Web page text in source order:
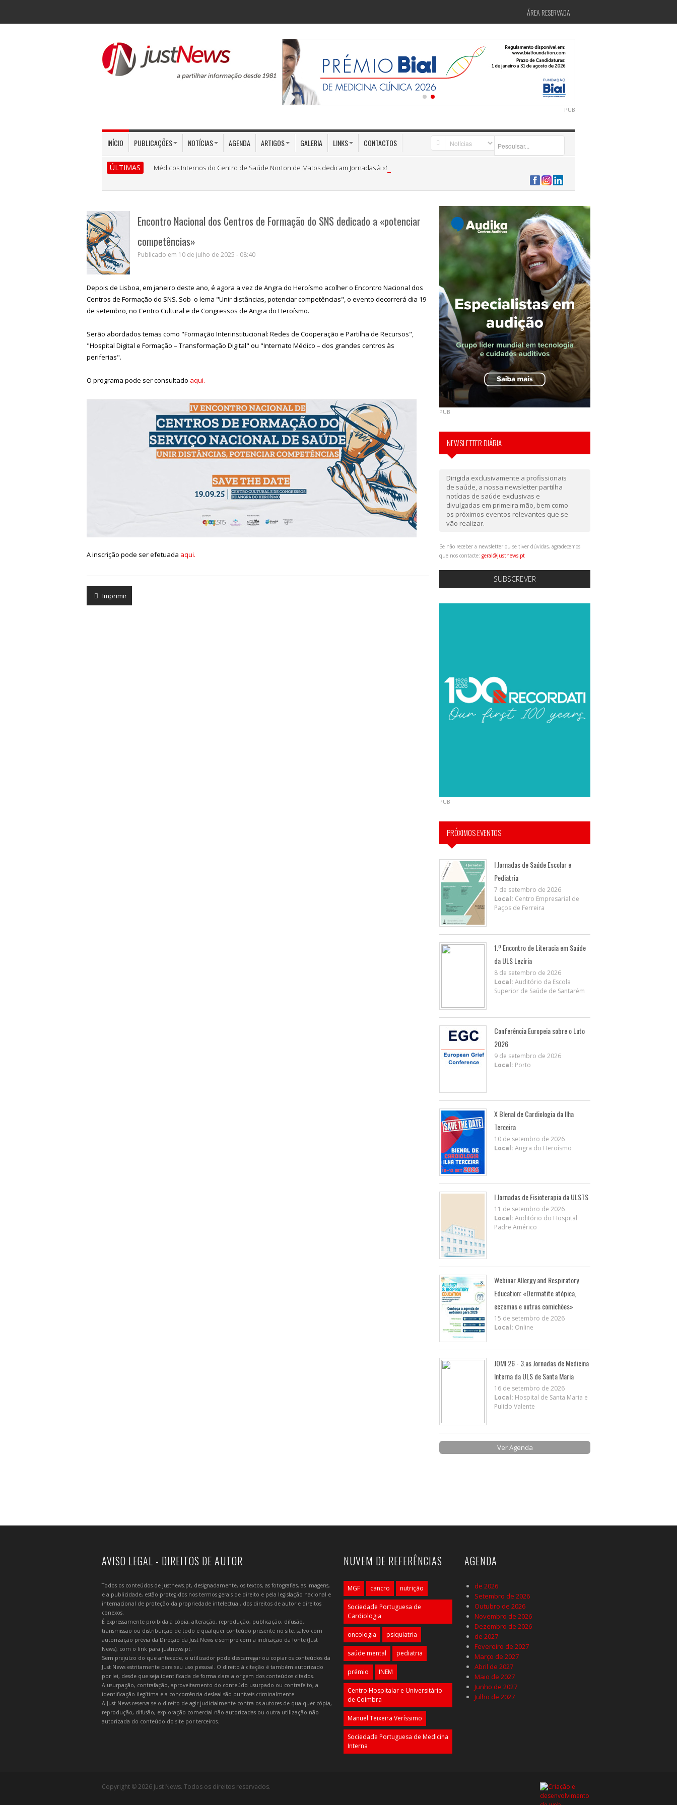
ÁREA RESERVADA
PUB
INÍCIO PUBLICAÇÕES NOTÍCIAS AGENDA ARTIGOS GALERIA LINKS CONTACTOS
ÚLTIMAS Médicos Internos do Centro de Saúde Norton de Matos dedicam Jornadas à «Medicina Preventiva»
Encontro Nacional dos Centros de Formação do SNS dedicado a «potenciar
competências»
Publicado em 10 de julho de 2025 - 08:40
Depois de Lisboa, em janeiro deste ano, é agora a vez de Angra do Heroísmo acolher o Encontro Nacional dos
Centros de Formação do SNS. Sob o lema "Unir distâncias, potenciar competências", o evento decorrerá dia 19
de setembro, no Centro Cultural e de Congressos de Angra do Heroísmo.
Serão abordados temas como "Formação Interinstitucional: Redes de Cooperação e Partilha de Recursos",
"Hospital Digital e Formação – Transformação Digital" ou "Internato Médico – dos grandes centros às
periferias".
O programa pode ser consultado aqui.
A inscrição pode ser efetuada aqui.
Imprimir
PUB
NEWSLETTER DIÁRIA
Dirigida exclusivamente a profissionais
de saúde, a nossa newsletter partilha
notícias de saúde exclusivas e
divulgadas em primeira mão, bem como
os próximos eventos relevantes que se
vão realizar.
Se não receber a newsletter ou se tiver dúvidas, agradecemos
que nos contacte: geral@justnews.pt
SUBSCREVER
PUB
PRÓXIMOS EVENTOS
I Jornadas de Saúde Escolar e
Pediatria
7 de setembro de 2026
Local: Centro Empresarial de
Paços de Ferreira
1.º Encontro de Literacia em Saúde
da ULS Lezíria
8 de setembro de 2026
Local: Auditório da Escola
Superior de Saúde de Santarém
Conferência Europeia sobre o Luto
2026
9 de setembro de 2026
Local: Porto
X BIenal de Cardiologia da Ilha
Terceira
10 de setembro de 2026
Local: Angra do Heroísmo
I Jornadas de Fisioterapia da ULSTS
11 de setembro de 2026
Local: Auditório do Hospital
Padre Américo
Webinar Allergy and Respiratory
Education: «Dermatite atópica,
eczemas e outras comichões»
15 de setembro de 2026
Local: Online
JOMI 26 - 3.as Jornadas de Medicina
Interna da ULS de Santa Maria
16 de setembro de 2026
Local: Hospital de Santa Maria e
Pulido Valente
Ver Agenda
AVISO LEGAL - DIREITOS DE AUTOR
Todos os conteúdos de justnews.pt, designadamente, os textos, as fotografias, as imagens,
e a publicidade, estão protegidos nos termos gerais de direito e pela legislação nacional e
internacional de proteção da propriedade intelectual, dos direitos de autor e direitos
conexos.
É expressamente proibida a cópia, alteração, reprodução, publicação, difusão,
transmissão ou distribuição de todo e qualquer conteúdo presente no site, salvo com
autorização prévia da Direção da Just News e sempre com a indicação da fonte (Just
News), com o link para justnews.pt.
Sem prejuízo do que antecede, o utilizador pode descarregar ou copiar os conteúdos da
Just News estritamente para seu uso pessoal. O direito à citação é também autorizado
por lei, desde que seja identificada de forma clara a origem dos conteúdos citados.
A usurpação, contrafação, aproveitamento do conteúdo usurpado ou contrafeito, a
identificação ilegítima e a concorrência desleal são puníveis criminalmente.
A Just News reserva-se o direito de agir judicialmente contra os autores de qualquer cópia,
reprodução, difusão, exploração comercial não autorizadas ou outra utilização não
autorizada do conteúdo do site por terceiros.
NUVEM DE REFERÊNCIAS
MGF cancro nutrição
Sociedade Portuguesa de
Cardiologia
oncologia psiquiatria
saúde mental pediatria
prémio INEM
Centro Hospitalar e Universitário
de Coimbra
Manuel Teixeira Veríssimo
Sociedade Portuguesa de Medicina
Interna
AGENDA
de 2026
Setembro de 2026
Outubro de 2026
Novembro de 2026
Dezembro de 2026
de 2027
Fevereiro de 2027
Março de 2027
Abril de 2027
Maio de 2027
Junho de 2027
Julho de 2027
Copyright © 2026 Just News. Todos os direitos reservados.